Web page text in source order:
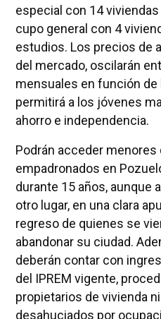
especial con 14
cupo general con 4
estudios. Los precios de
del mercado, oscilarán
mensuales en función de
permitirá a los jóvenes
ahorro e independencia.
Podrán acceder menores
empadronados en
durante 15 años, aunque
otro lugar, en una clara
regreso de quienes se
abandonar su ciudad.
deberán contar con
del IPREM vigente,
propietarios de vivienda
desahuciados por